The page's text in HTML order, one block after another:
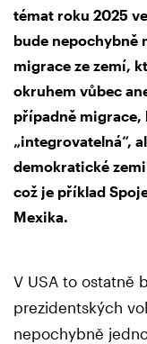
témat roku 2025
bude nepochybně
migrace ze zemí,
okruhem vůbec
případně
„integrovatelná“,
demokratické
což je příklad
Mexika.
V USA to ostatně
prezidentských
nepochybně